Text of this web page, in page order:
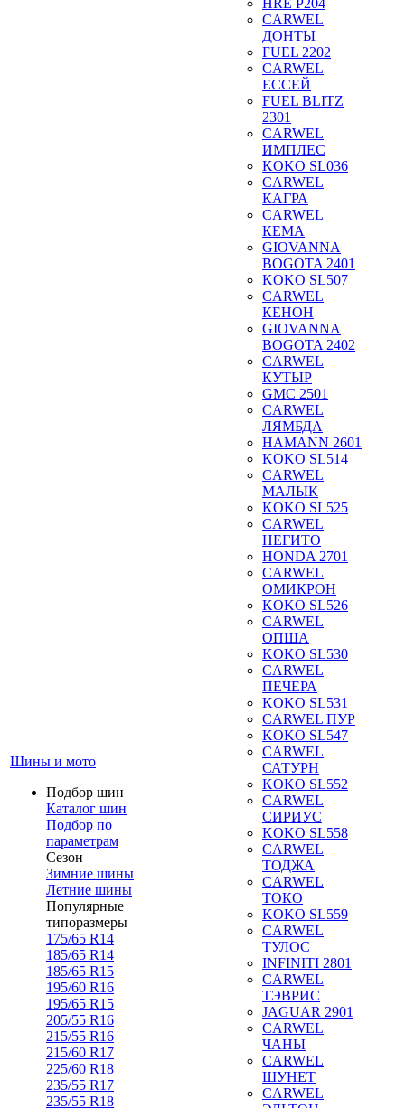
Шины и мото
Подбор шин
Каталог шин
Подбор по
параметрам
Сезон
Зимние шины
Летние шины
Популярные
типоразмеры
175/65 R14
185/65 R14
185/65 R15
195/60 R16
195/65 R15
205/55 R16
215/55 R16
215/60 R17
225/60 R18
235/55 R17
235/55 R18
HRE P204
CARWEL
ДОНТЫ
FUEL 2202
CARWEL
ЕССЕЙ
FUEL BLITZ
2301
CARWEL
ИМПЛЕС
KOKO SL036
CARWEL
КАГРА
CARWEL
КЕМА
GIOVANNA
BOGOTA 2401
KOKO SL507
CARWEL
КЕНОН
GIOVANNA
BOGOTA 2402
CARWEL
КУТЫР
GMC 2501
CARWEL
ЛЯМБДА
HAMANN 2601
KOKO SL514
CARWEL
МАЛЫК
KOKO SL525
CARWEL
НЕГИТО
HONDA 2701
CARWEL
ОМИКРОН
KOKO SL526
CARWEL
ОПША
KOKO SL530
CARWEL
ПЕЧЕРА
KOKO SL531
CARWEL ПУР
KOKO SL547
CARWEL
САТУРН
KOKO SL552
CARWEL
СИРИУС
KOKO SL558
CARWEL
ТОДЖА
CARWEL
ТОКО
KOKO SL559
CARWEL
ТУЛОС
INFINITI 2801
CARWEL
ТЭВРИС
JAGUAR 2901
CARWEL
ЧАНЫ
CARWEL
ШУНЕТ
CARWEL